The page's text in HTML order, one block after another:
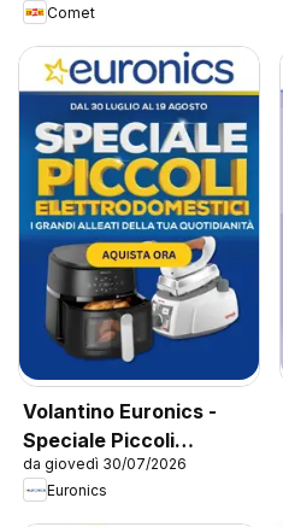
Comet
Volantino Euronics -
Speciale Piccoli
Elettrodomestici
da giovedì 30/07/2026
Euronics